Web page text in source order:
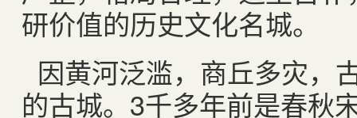
研价值的历史文化名城。
因黄河泛滥，商丘多灾，
的古城。3千多年前是春秋